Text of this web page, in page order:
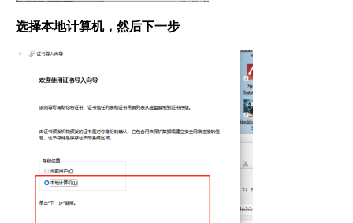
选择本地计算机，然后下一步